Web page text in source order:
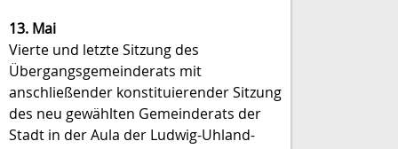
13. Mai
Vierte und letzte Sitzung des
Übergangsgemeinderats mit
anschließender konstituierender Sitzung
des neu gewählten Gemeinderats der
Stadt in der Aula der Ludwig-Uhland-